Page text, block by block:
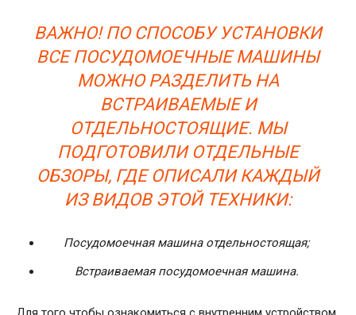
ВАЖНО! ПО СПОСОБУ УСТАНОВКИ
ВСЕ ПОСУДОМОЕЧНЫЕ МАШИНЫ
МОЖНО РАЗДЕЛИТЬ НА
ВСТРАИВАЕМЫЕ И
ОТДЕЛЬНОСТОЯЩИЕ. МЫ
ПОДГОТОВИЛИ ОТДЕЛЬНЫЕ
ОБЗОРЫ, ГДЕ ОПИСАЛИ КАЖДЫЙ
ИЗ ВИДОВ ЭТОЙ ТЕХНИКИ:
Посудомоечная машина отдельностоящая;
Встраиваемая посудомоечная машина.